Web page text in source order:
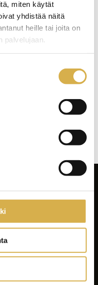
miten käytät
yhdistää näitä
heille tai joita on
palvelujaan.
Nordic Labelin ja
Instagram
Youtube